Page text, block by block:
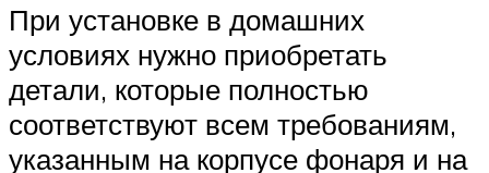
При установке в домашних
условиях нужно приобретать
детали, которые полностью
соответствуют всем требованиям,
указанным на корпусе фонаря и на